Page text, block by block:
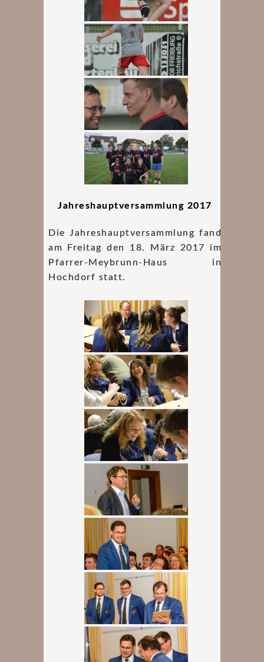
Jahreshauptversammlung 2017
Die Jahreshauptversammlung fand
am Freitag den 18. März 2017 im
Pfarrer-Meybrunn-Haus in
Hochdorf statt.